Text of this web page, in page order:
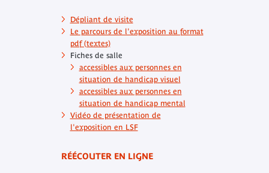
Dépliant de visite
Le parcours de l'exposition au format
pdf (textes)
Fiches de salle
accessibles aux personnes en
situation de handicap visuel
accessibles aux personnes en
situation de handicap mental
Vidéo de présentation de
l'exposition en LSF
RÉÉCOUTER EN LIGNE